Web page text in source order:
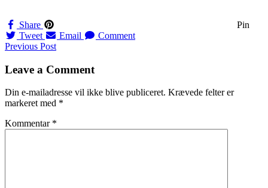
Share
Pin
Tweet
Email Comment
Navigation
til
Previous Post
Leave a Comment
Din e-mailadresse vil ikke blive publiceret. Krævede felter er
markeret med *
Kommentar *